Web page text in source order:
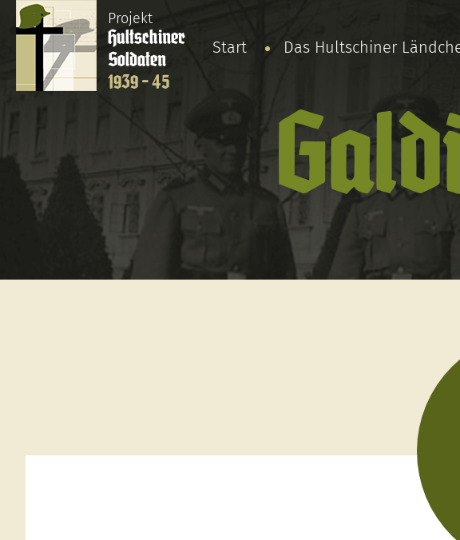
Projekt
Hultschiner
Soldaten
1939 - 45
Start Das Hultschiner